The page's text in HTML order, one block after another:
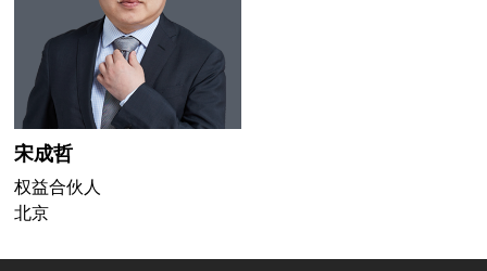
宋成哲
权益合伙人
北京